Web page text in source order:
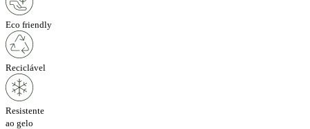
Eco friendly
Reciclável
Resistente
ao gelo